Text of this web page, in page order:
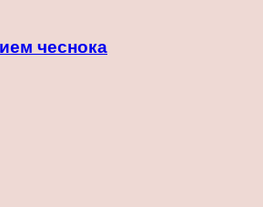
чеснока